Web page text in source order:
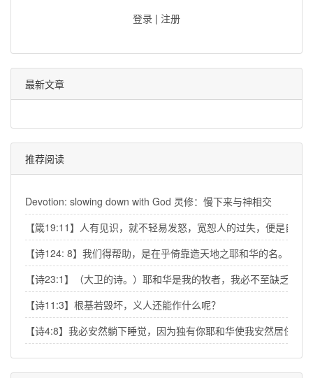
登录 | 注册
最新文章
推荐阅读
Devotion: slowing down with God 灵修：慢下来与神相交
【箴19:11】人有见识，就不轻易发怒，宽恕人的过失，便是自己
【诗124: 8】我们得帮助，是在乎倚靠造天地之耶和华的名。
【诗23:1】（大卫的诗。）耶和华是我的牧者，我必不至缺乏。
【诗11:3】根基若毁坏，义人还能作什么呢？
【诗4:8】我必安然躺下睡觉，因为独有你耶和华使我安然居住。